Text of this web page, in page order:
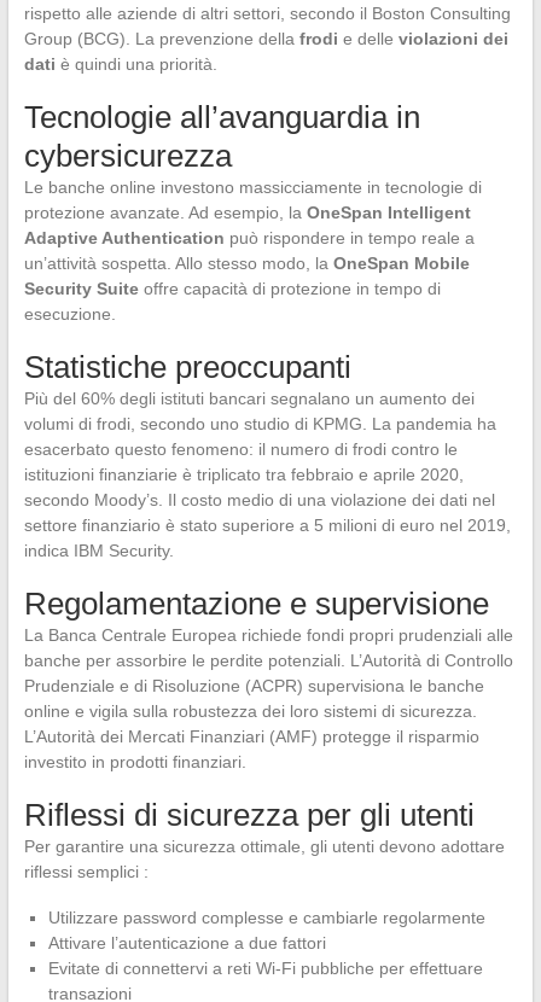
rispetto alle aziende di altri settori, secondo il Boston Consulting
Group (BCG). La prevenzione della frodi e delle violazioni dei
dati è quindi una priorità.
Tecnologie all’avanguardia in
cybersicurezza
Le banche online investono massicciamente in tecnologie di
protezione avanzate. Ad esempio, la OneSpan Intelligent
Adaptive Authentication può rispondere in tempo reale a
un’attività sospetta. Allo stesso modo, la OneSpan Mobile
Security Suiteoffre capacità di protezione in tempo di
esecuzione.
Statistiche preoccupanti
Più del 60% degli istituti bancari segnalano un aumento dei
volumi di frodi, secondo uno studio di KPMG. La pandemia ha
esacerbato questo fenomeno: il numero di frodi contro le
istituzioni finanziarie è triplicato tra febbraio e aprile 2020,
secondo Moody’s. Il costo medio di una violazione dei dati nel
settore finanziario è stato superiore a 5 milioni di euro nel 2019,
indica IBM Security.
Regolamentazione e supervisione
La Banca Centrale Europea richiede fondi propri prudenziali alle
banche per assorbire le perdite potenziali. L’Autorità di Controllo
Prudenziale e di Risoluzione (ACPR) supervisiona le banche
online e vigila sulla robustezza dei loro sistemi di sicurezza.
L’Autorità dei Mercati Finanziari (AMF) protegge il risparmio
investito in prodotti finanziari.
Riflessi di sicurezza per gli utenti
Per garantire una sicurezza ottimale, gli utenti devono adottare
riflessi semplici :
Utilizzare password complesse e cambiarle regolarmente
Attivare l’autenticazione a due fattori
Evitate di connettervi a reti Wi-Fi pubbliche per effettuare
transazioni